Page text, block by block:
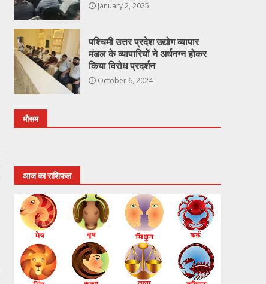
January 2, 2025
पश्चिमी उत्तर प्रदेश उद्योग व्यापार
मंडल के व्यापारियों ने अर्धनग्न होकर
किया विरोध प्रदर्शन
October 6, 2024
मौसम
आज का राशिफल